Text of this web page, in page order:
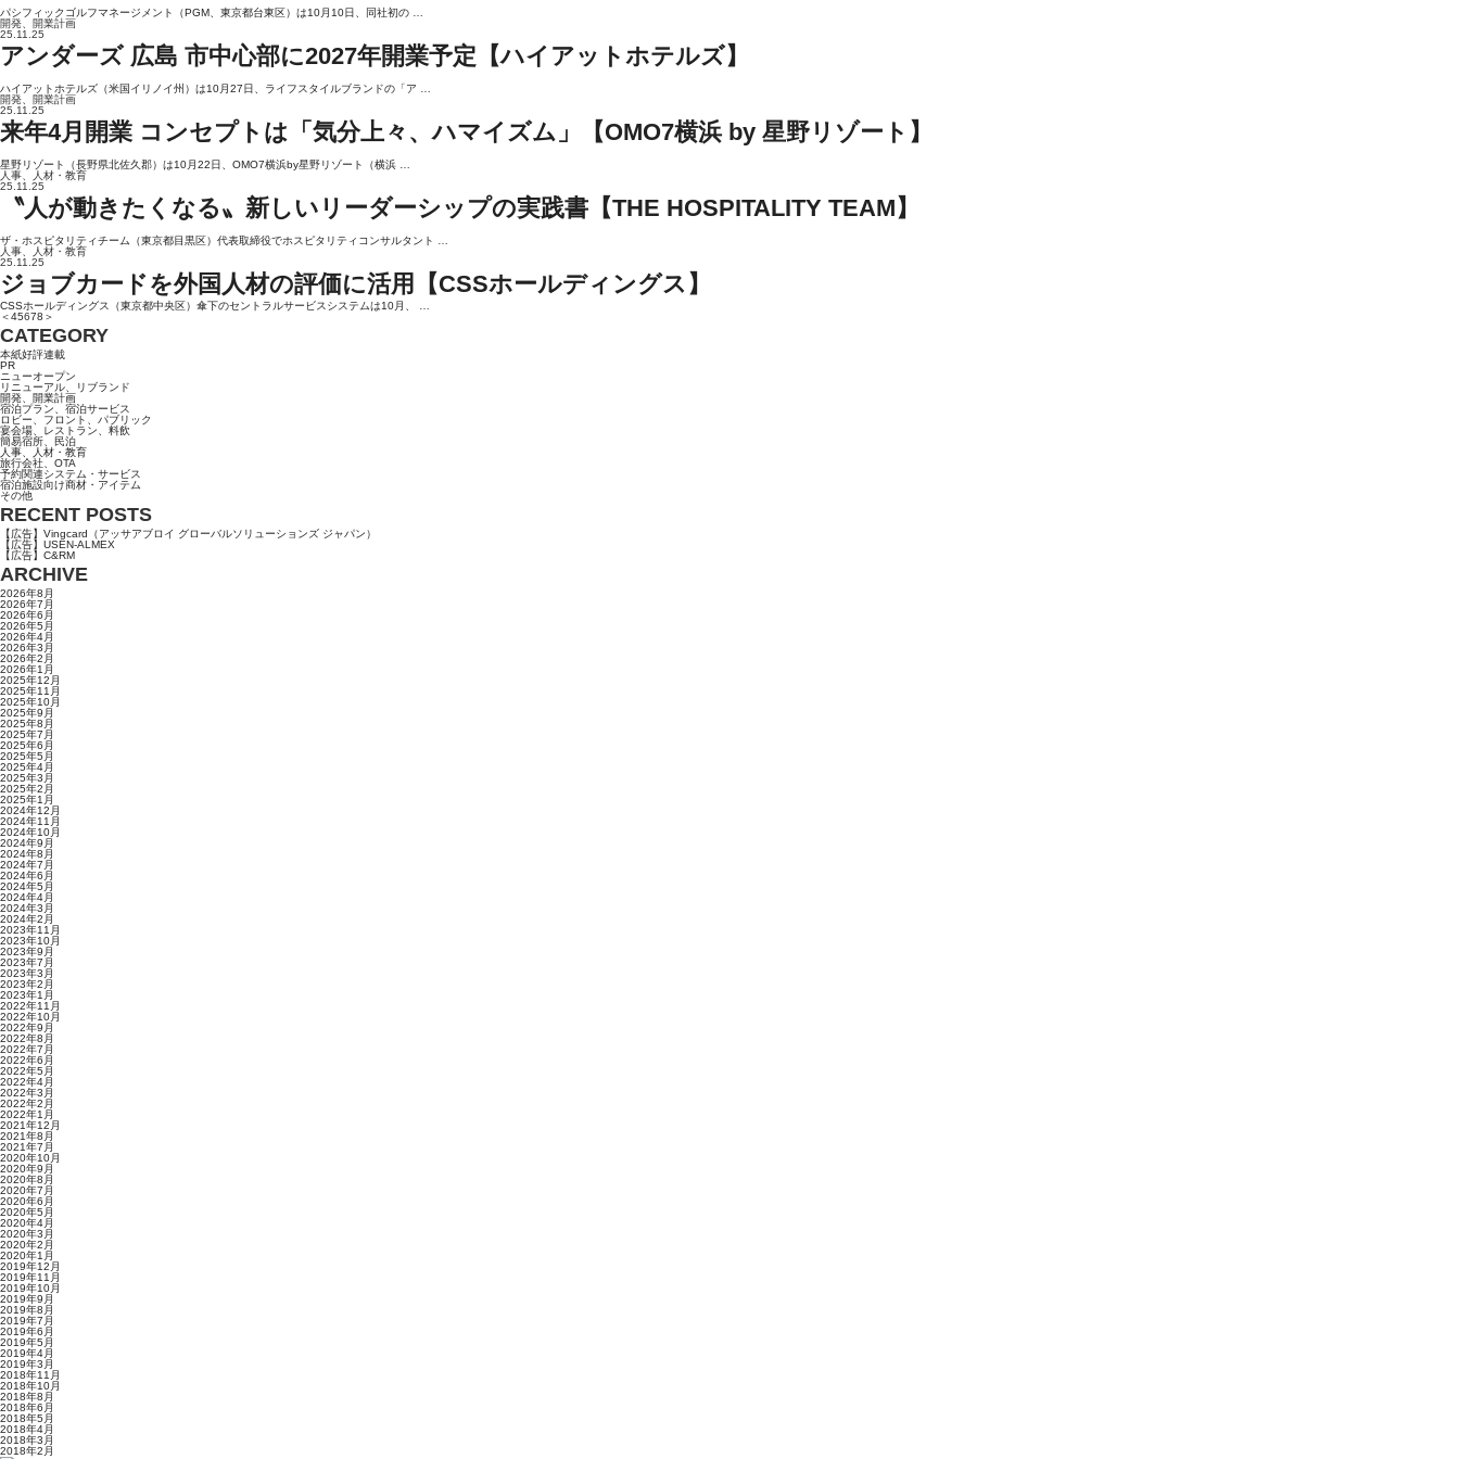
パシフィックゴルフマネージメント（PGM、東京都台東区）は10月10日、同社初の …
開発、開業計画
25.11.25
アンダーズ 広島 市中心部に2027年開業予定【ハイアットホテルズ】
ハイアットホテルズ（米国イリノイ州）は10月27日、ライフスタイルブランドの「ア …
開発、開業計画
25.11.25
来年4月開業 コンセプトは「気分上々、ハマイズム」【OMO7横浜 by 星野リゾート】
星野リゾート（長野県北佐久郡）は10月22日、OMO7横浜by星野リゾート（横浜 …
人事、人材・教育
25.11.25
〝人が動きたくなる〟新しいリーダーシップの実践書【THE HOSPITALITY TEAM】
ザ・ホスピタリティチーム（東京都目黒区）代表取締役でホスピタリティコンサルタント …
人事、人材・教育
25.11.25
ジョブカードを外国人材の評価に活用【CSSホールディングス】
CSSホールディングス（東京都中央区）傘下のセントラルサービスシステムは10月、 …
＜45678 ＞
CATEGORY
本紙好評連載
PR
ニューオープン
リニューアル、リブランド
開発、開業計画
宿泊プラン、宿泊サービス
ロビー、フロント、パブリック
宴会場、レストラン、料飲
簡易宿所、民泊
人事、人材・教育
旅行会社、OTA
予約関連システム・サービス
宿泊施設向け商材・アイテム
その他
RECENT POSTS
【広告】Vingcard（アッサアブロイ グローバルソリューションズ ジャパン）
【広告】USEN-ALMEX
【広告】C&RM
ARCHIVE
2026年8月
2026年7月
2026年6月
2026年5月
2026年4月
2026年3月
2026年2月
2026年1月
2025年12月
2025年11月
2025年10月
2025年9月
2025年8月
2025年7月
2025年6月
2025年5月
2025年4月
2025年3月
2025年2月
2025年1月
2024年12月
2024年11月
2024年10月
2024年9月
2024年8月
2024年7月
2024年6月
2024年5月
2024年4月
2024年3月
2024年2月
2023年11月
2023年10月
2023年9月
2023年7月
2023年3月
2023年2月
2023年1月
2022年11月
2022年10月
2022年9月
2022年8月
2022年7月
2022年6月
2022年5月
2022年4月
2022年3月
2022年2月
2022年1月
2021年12月
2021年8月
2021年7月
2020年10月
2020年9月
2020年8月
2020年7月
2020年6月
2020年5月
2020年4月
2020年3月
2020年2月
2020年1月
2019年12月
2019年11月
2019年10月
2019年9月
2019年8月
2019年7月
2019年6月
2019年5月
2019年4月
2019年3月
2018年11月
2018年10月
2018年8月
2018年6月
2018年5月
2018年4月
2018年3月
2018年2月